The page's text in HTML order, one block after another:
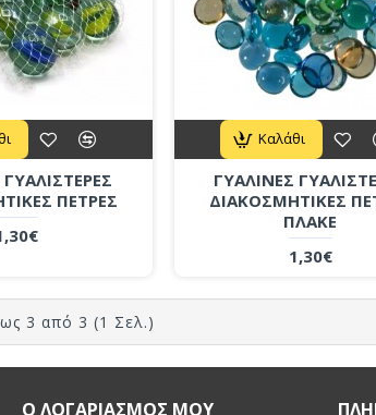
ΠΕΤΡΕΣ
ΓΥΑΛΙΝΕΣ
ΔΙΑΚΟΣΜΗΤΙΚΕΣ
ΠΛΑΚΕ
1,30€
Καλάθι
3 από 3 (1 Σελ.)
Ο ΛΟΓΑΡΙΑΣΜΟΣ ΜΟΥ